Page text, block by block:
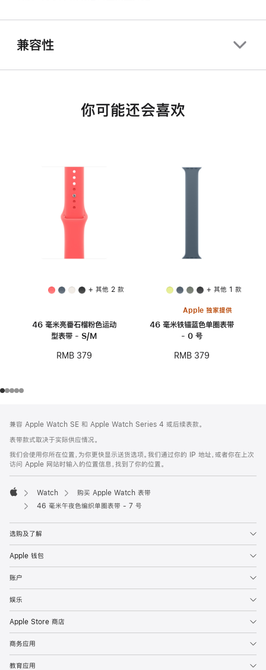
兼容性
你可能还会喜欢
+ 其他 2 款
46 毫米亮番石榴粉色运动
型表带 - S/M
RMB 379
+ 其他 1 款
Apple 独家提供
46 毫米铁锚蓝色单圈表带
- 0 号
RMB 379
页
页
脚
注
兼容 Apple Watch SE 和 Apple Watch Series 4 或后续表款。
表带款式取决于实际供应情况。
我们会使用你所在位置，为你更快显示送货选项。我们通过你的 IP 地址，或者你在上次
访问 Apple 网站时输入的位置信息，找到了你的位置。
Apple
Watch
购买 Apple Watch 表带
46 毫米午夜色编织单圈表带 - 7 号
选购及了解
Apple 钱包
账户
娱乐
Apple Store 商店
商务应用
教育应用